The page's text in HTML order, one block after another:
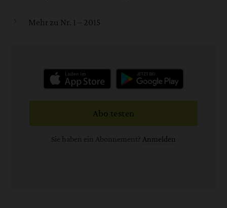
Mehr zu Nr. 1 – 2015
Abo testen
Sie haben ein Abonnement? Anmelden